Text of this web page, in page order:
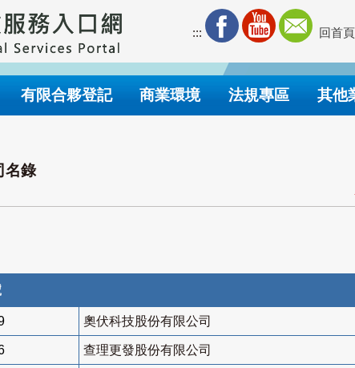
::: 回首頁
有限合夥登記 商業環境 法規專區 其他
名錄
奧伏科技股份有限公司
查理更發股份有限公司